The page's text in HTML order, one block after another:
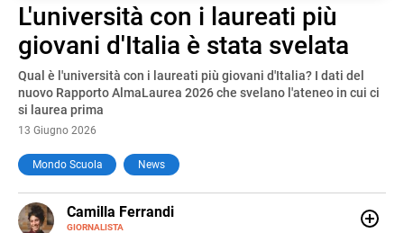
L'università con i laureati più
giovani d'Italia è stata svelata
Qual è l'università con i laureati più giovani d'Italia? I dati del
nuovo Rapporto AlmaLaurea 2026 che svelano l'ateneo in cui ci
si laurea prima
13 Giugno 2026
Mondo Scuola News
Camilla Ferrandi
GIORNALISTA
E-
MAIL
LINKEDIN